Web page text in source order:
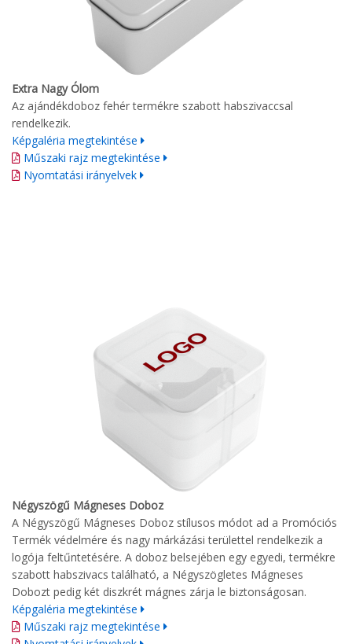
Extra Nagy Ólom
Az ajándékdoboz fehér termékre szabott habszivaccsal
rendelkezik.
Képgaléria megtekintése
Műszaki rajz megtekintése
Nyomtatási irányelvek
Négyszögű Mágneses Doboz
A Négyszögű Mágneses Doboz stílusos módot ad a Promóciós
Termék védelmére és nagy márkázási területtel rendelkezik a
logója feltűntetésére. A doboz belsejében egy egyedi, termékre
szabott habszivacs található, a Négyszögletes Mágneses
Dobozt pedig két diszkrét mágnes zárja le biztonságosan.
Képgaléria megtekintése
Műszaki rajz megtekintése